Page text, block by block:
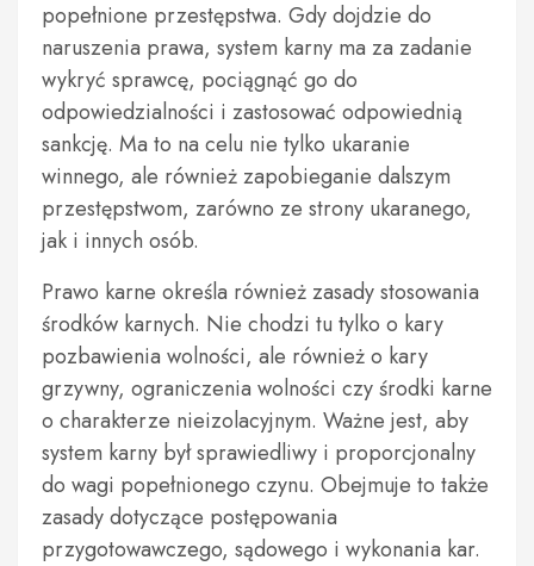
popełnione przestępstwa. Gdy dojdzie do
naruszenia prawa, system karny ma za zadanie
wykryć sprawcę, pociągnąć go do
odpowiedzialności i zastosować odpowiednią
sankcję. Ma to na celu nie tylko ukaranie
winnego, ale również zapobieganie dalszym
przestępstwom, zarówno ze strony ukaranego,
jak i innych osób.
Prawo karne określa również zasady stosowania
środków karnych. Nie chodzi tu tylko o kary
pozbawienia wolności, ale również o kary
grzywny, ograniczenia wolności czy środki karne
o charakterze nieizolacyjnym. Ważne jest, aby
system karny był sprawiedliwy i proporcjonalny
do wagi popełnionego czynu. Obejmuje to także
zasady dotyczące postępowania
przygotowawczego, sądowego i wykonania kar.